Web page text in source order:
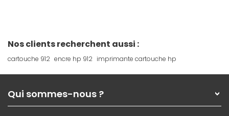
Nos clients recherchent aussi :
cartouche 912 encre hp 912 imprimante cartouche hp
Qui sommes-nous ?